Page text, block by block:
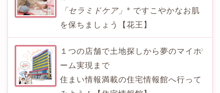
「セラミドケア」 ※ ですこやかなお肌
を保ちましょう【花王】
１つの店舗で土地探しから夢のマイホ
ーム実現まで
住まい情報満載の住宅情報館へ行って